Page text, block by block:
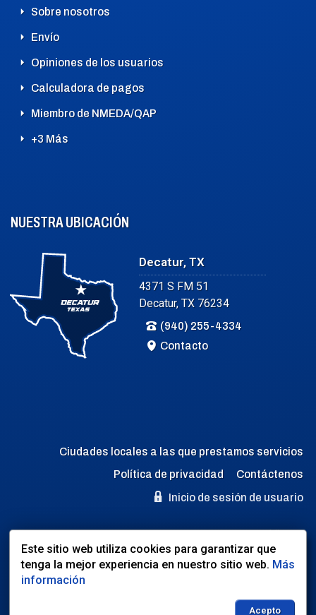
Sobre nosotros
Envío
Opiniones de los usuarios
Calculadora de pagos
Miembro de NMEDA/QAP
+3 Más
NUESTRA UBICACIÓN
Decatur, TX
4371 S FM 51
Decatur, TX 76234
(940) 255-4334
Contacto
Ciudades locales a las que prestamos servicios
Política de privacidad
Contáctenos
Inicio de sesión de usuario
Idioma:
EN
Este sitio web utiliza cookies para garantizar que
tenga la mejor experiencia en nuestro sitio web. Más
información
Acepto